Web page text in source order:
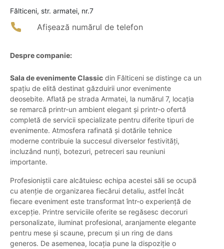
Fălticeni, str. armatei, nr.7
Afișează numărul de telefon
Despre companie:
Sala de evenimente Classic din Fălticeni se distinge ca un
spațiu de elită destinat găzduirii unor evenimente
deosebite. Aflată pe strada Armatei, la numărul 7, locația
se remarcă printr-un ambient elegant și printr-o ofertă
completă de servicii specializate pentru diferite tipuri de
evenimente. Atmosfera rafinată și dotările tehnice
moderne contribuie la succesul diverselor festivități,
incluzând nunți, botezuri, petreceri sau reuniuni
importante.
Profesioniștii care alcătuiesc echipa acestei săli se ocupă
cu atenție de organizarea fiecărui detaliu, astfel încât
fiecare eveniment este transformat într-o experiență de
excepție. Printre serviciile oferite se regăsesc decoruri
personalizate, iluminat profesional, aranjamente elegante
pentru mese și scaune, precum și un ring de dans
generos. De asemenea, locația pune la dispoziție o